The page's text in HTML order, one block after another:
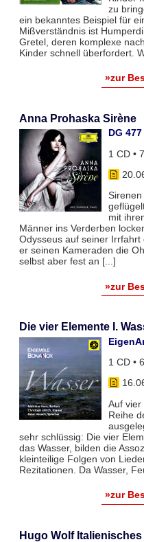
zu
ein bekanntes Beispiel für
Mißverständnis ist
Gretel, deren komplexe
Kinder schnell überfordert.
»zur
Anna Prohaska Sirène
DG
1 CD •
mit
Männer ins Verderben
Odysseus auf seiner
er seinen Kameraden die
selbst aber fest an [...]
»zur
Die vier Elemente I.
1 CD •
Auf vier
Reihe
sehr schlüssig: Die vier
das Wasser, bilden die
kleinteilige Folgen von
Rezitationen. Da Wasser,
»zur
Hugo Wolf